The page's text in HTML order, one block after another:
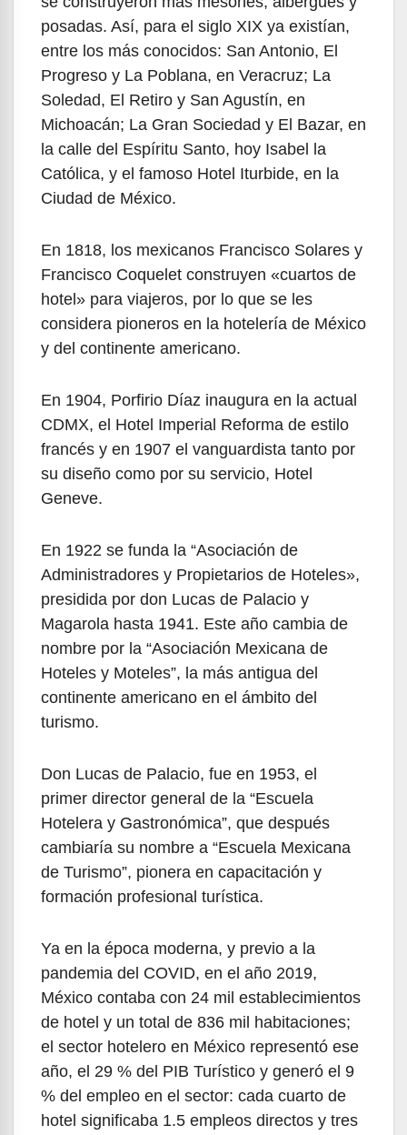
posadas. Así, para el siglo XIX ya existían,
entre los más conocidos: San Antonio, El
Progreso y La Poblana, en Veracruz; La
Soledad, El Retiro y San Agustín, en
Michoacán; La Gran Sociedad y El Bazar, en
la calle del Espíritu Santo, hoy Isabel la
Católica, y el famoso Hotel Iturbide, en la
Ciudad de México.
En 1818, los mexicanos Francisco Solares y
Francisco Coquelet construyen «cuartos de
hotel» para viajeros, por lo que se les
considera pioneros en la hotelería de México
y del continente americano.
En 1904, Porfirio Díaz inaugura en la actual
CDMX, el Hotel Imperial Reforma de estilo
francés y en 1907 el vanguardista tanto por
su diseño como por su servicio, Hotel
Geneve.
En 1922 se funda la “Asociación de
Administradores y Propietarios de Hoteles»,
presidida por don Lucas de Palacio y
Magarola hasta 1941. Este año cambia de
nombre por la “Asociación Mexicana de
Hoteles y Moteles”, la más antigua del
continente americano en el ámbito del
turismo.
Don Lucas de Palacio, fue en 1953, el
primer director general de la “Escuela
Hotelera y Gastronómica”, que después
cambiaría su nombre a “Escuela Mexicana
de Turismo”, pionera en capacitación y
formación profesional turística.
Ya en la época moderna, y previo a la
pandemia del COVID, en el año 2019,
México contaba con 24 mil establecimientos
de hotel y un total de 836 mil habitaciones;
el sector hotelero en México representó ese
año, el 29 % del PIB Turístico y generó el 9
% del empleo en el sector: cada cuarto de
hotel significaba 1.5 empleos directos y tres